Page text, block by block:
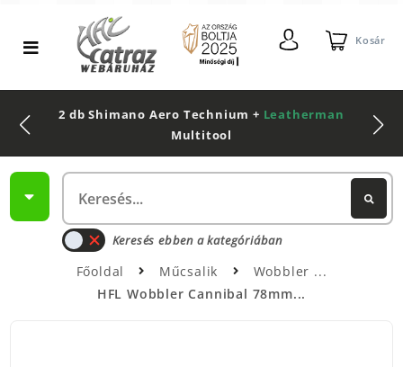
Kosár
2 db Shimano Aero Technium + Leatherman
Multitool
Keresés ebben a kategóriában
Főoldal Műcsalik
Wobbler
HFL Wobbler Cannibal 78mm...